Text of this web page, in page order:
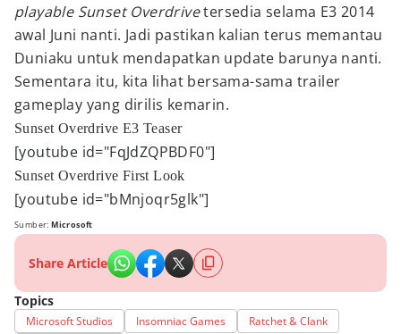
playable Sunset Overdrivetersedia selama E3 2014
awal Juni nanti. Jadi pastikan kalian terus memantau
Duniaku untuk mendapatkan update barunya nanti.
Sementara itu, kita lihat bersama-sama trailer
gameplay yang dirilis kemarin.
Sunset Overdrive E3 Teaser
[youtube id="FqJdZQPBDF0"]
Sunset Overdrive First Look
[youtube id="bMnjoqr5glk"]
Sumber:Microsoft
Share Article
Topics
Microsoft Studios Insomniac Games
Ratchet & Clank